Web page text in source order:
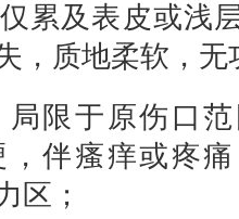
仅累及表皮或浅
，质地柔软，无
局限于原伤口
，伴瘙痒或疼
区；